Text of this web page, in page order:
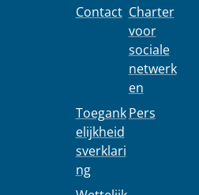
Contact
Toegank
elijkheid
sverklari
ng
Charter
voor
sociale
netwerk
en
Pers